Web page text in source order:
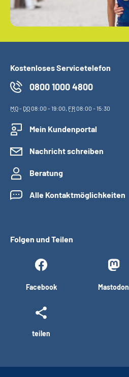
Kostenloses Servicetelefon
0800 1000 4800
MO- DO08:00 - 19:00, FR08:00 - 15:30
Mein Kundenportal
Nachricht schreiben
Beratung
Alle Kontaktmöglichkeiten
Folgen und Teilen
Facebook Mastodon
teilen